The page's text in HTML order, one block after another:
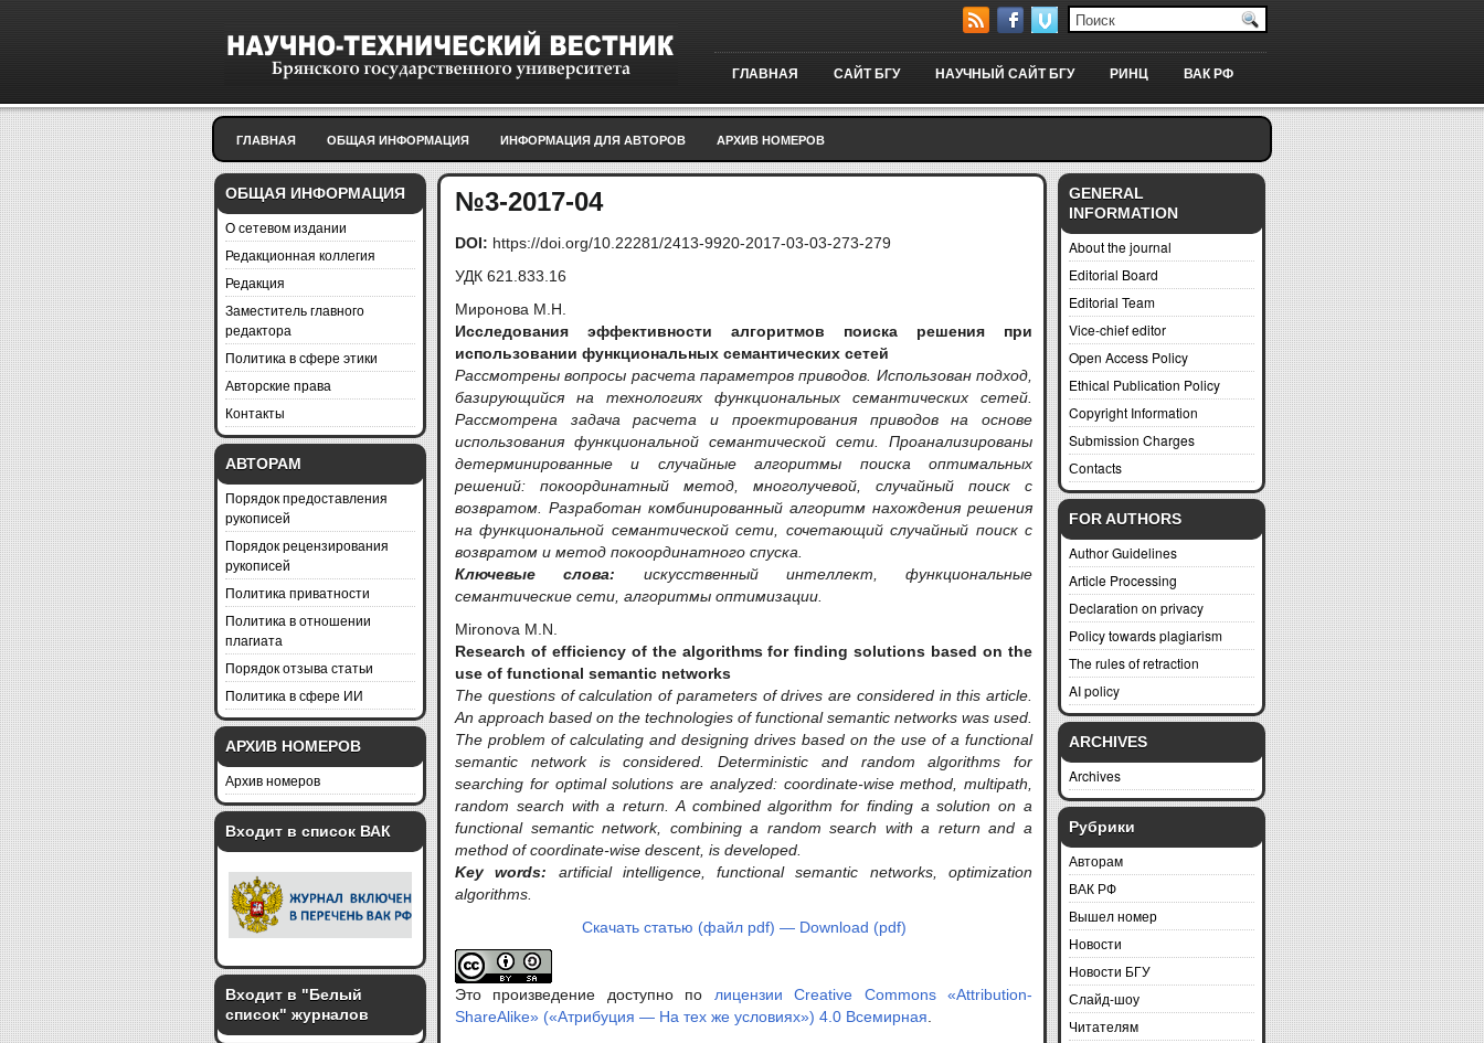
ГЛАВНАЯ САЙТ БГУ НАУЧНЫЙ САЙТ БГУ РИНЦ ВАК РФ
ГЛАВНАЯ ОБЩАЯ ИНФОРМАЦИЯ ИНФОРМАЦИЯ ДЛЯ АВТОРОВ АРХИВ НОМЕРОВ
ОБЩАЯ ИНФОРМАЦИЯ
О сетевом издании
Редакционная коллегия
Редакция
Заместитель главного
редактора
Политика в сфере этики
Авторские права
Контакты
АВТОРАМ
Порядок предоставления
рукописей
Порядок рецензирования
рукописей
Политика приватности
Политика в отношении
плагиата
Порядок отзыва статьи
Политика в сфере ИИ
АРХИВ НОМЕРОВ
Архив номеров
Входит в список ВАК
Входит в "Белый
список" журналов
№3-2017-04
DOI: https://doi.org/10.22281/2413-9920-2017-03-03-273-279
УДК 621.833.16
Миронова М.Н.
Исследования эффективности алгоритмов поиска решения при
использовании функциональных семантических сетей
Рассмотрены вопросы расчета параметров приводов. Использован подход,
базирующийся на технологиях функциональных семантических сетей.
Рассмотрена задача расчета и проектирования приводов на основе
использования функциональной семантической сети. Проанализированы
детерминированные и случайные алгоритмы поиска оптимальных
решений: покоординатный метод, многолучевой, случайный поиск с
возвратом. Разработан комбинированный алгоритм нахождения решения
на функциональной семантической сети, сочетающий случайный поиск с
возвратом и метод покоординатного спуска.
Ключевые слова: искусственный интеллект, функциональные
семантические сети, алгоритмы оптимизации.
Mironova M.N.
Research of efficiency of the algorithms for finding solutions based on the
use of functional semantic networks
The questions of сalculation of parameters of drives are considered in this article.
An approach based on the technologies of functional semantic networks was used.
The problem of calculating and designing drives based on the use of a functional
semantic network is considered. Deterministic and random algorithms for
searching for optimal solutions are analyzed: coordinate-wise method, multipath,
random search with a return. A combined algorithm for finding a solution on a
functional semantic network, combining a random search with a return and a
method of coordinate-wise descent, is developed.
Key words: artificial intelligence, functional semantic networks, optimization
algorithms.
Скачать статью (файл pdf) — Download (pdf)
Это произведение доступно по лицензии Creative Commons «Attribution-
ShareAlike» («Атрибуция — На тех же условиях») 4.0 Всемирная
GENERAL
INFORMATION
About the journal
Editorial Board
Editorial Team
Vice-chief editor
Open Access Policy
Ethical Publication Policy
Copyright Information
Submission Charges
Сontaсts
FOR AUTHORS
Author Guidelines
Article Processing
Declaration on privacy
Policy towards plagiarism
The rules of retraction
AI policy
ARCHIVES
Archives
Рубрики
Авторам
ВАК РФ
Вышел номер
Новости
Новости БГУ
Слайд-шоу
Читателям